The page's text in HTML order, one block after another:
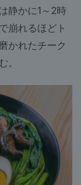
静かに1～2時
崩れるほどト
かれたチーク
。